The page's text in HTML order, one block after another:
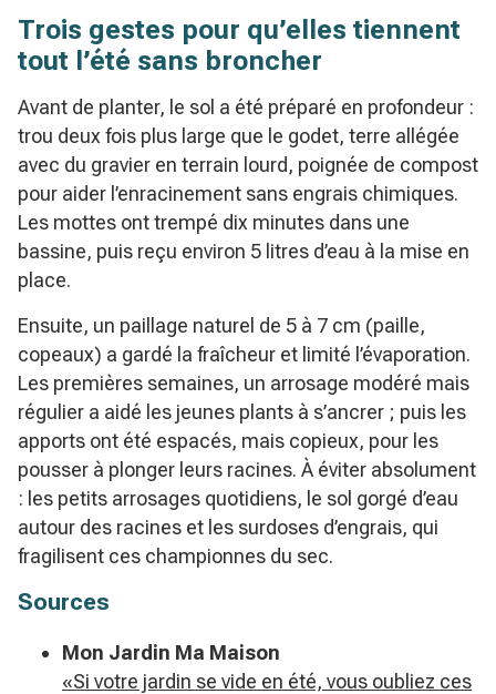
Trois gestes pour qu’elles tiennent
tout l’été sans broncher
Avant de planter, le sol a été préparé en profondeur :
trou deux fois plus large que le godet, terre allégée
avec du gravier en terrain lourd, poignée de compost
pour aider l’enracinement sans engrais chimiques.
Les mottes ont trempé dix minutes dans une
bassine, puis reçu environ 5 litres d’eau à la mise en
place.
Ensuite, un paillage naturel de 5 à 7 cm (paille,
copeaux) a gardé la fraîcheur et limité l’évaporation.
Les premières semaines, un arrosage modéré mais
régulier a aidé les jeunes plants à s’ancrer ; puis les
apports ont été espacés, mais copieux, pour les
pousser à plonger leurs racines. À éviter absolument
: les petits arrosages quotidiens, le sol gorgé d’eau
autour des racines et les surdoses d’engrais, qui
fragilisent ces championnes du sec.
Sources
Mon Jardin Ma Maison
«Si votre jardin se vide en été, vous oubliez ces